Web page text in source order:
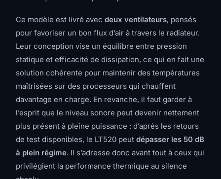
Ce modèle est livré avec deux ventilateurs, pensés
pour favoriser un bon flux d’air à travers le radiateur.
Leur conception vise un équilibre entre pression
statique et efficacité de dissipation, ce qui en fait une
solution cohérente pour maintenir des températures
maîtrisées sur des processeurs qui chauffent
davantage en charge. En revanche, il faut garder à
l’esprit que le niveau sonore peut devenir nettement
plus présent à pleine puissance : d’après les retours
de test disponibles, le LT520 peut dépasser les 50 dB
à plein régime. Il s’adresse donc avant tout à ceux qui
privilégient la performance thermique au silence